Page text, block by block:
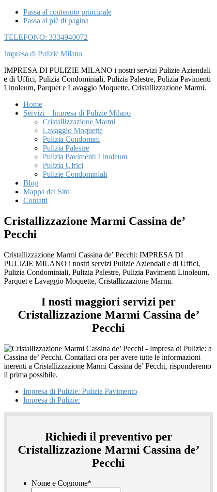
Passa al contenuto principale
Passa al piè di pagina
TELEFONO: 3334940072
Impresa di Pulizie Milano
IMPRESA DI PULIZIE MILANO i nostri servizi Pulizie Aziendali
e di Uffici, Pulizia Condominiali, Pulizia Palestre, Pulizia Pavimenti
Linoleum, Parquet e Lavaggio Moquette, Cristallizzazione Marmi.
Home
Servizi – Impresa di Pulizie Milano
Cristallizzazione Marmi
Lavaggio Moquette
Pulizia Condomini
Pulizia Palestre
Pulizia Pavimenti Linoleum
Pulizia Uffici
Pulizie Condominiali
Blog
Mappa del Sito
Contatti
Cristallizzazione Marmi Cassina de’
Pecchi
Cristallizzazione Marmi Cassina de’ Pecchi: IMPRESA DI
PULIZIE MILANO i nostri servizi Pulizie Aziendali e di Uffici,
Pulizia Condominiali, Pulizia Palestre, Pulizia Pavimenti Linoleum,
Parquet e Lavaggio Moquette, Cristallizzazione Marmi.
I nosti maggiori servizi per
Cristallizzazione Marmi Cassina de’
Pecchi
Impresa di Pulizie: Pulizia Pavimento
Impresa di Pulizie:
Richiedi il preventivo per
Cristallizzazione Marmi Cassina de’
Pecchi
Nome e Cognome*